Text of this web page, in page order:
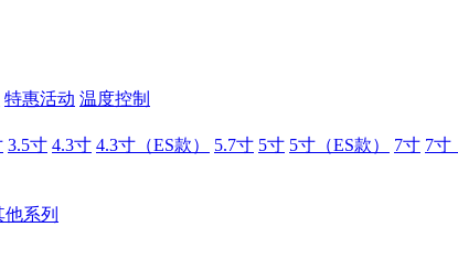
特惠活动 温度控制
3.5寸 4.3寸 4.3寸（ES款） 5.7寸 5寸 5寸（ES款） 7寸 7寸
他系列